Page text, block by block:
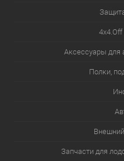
Аксессуары для
Полки,
Запчасти для